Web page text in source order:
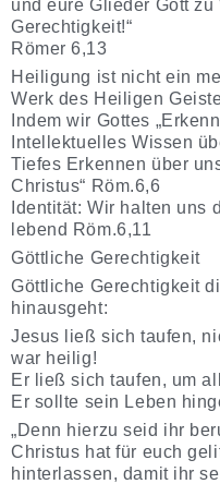
und eure Glieder Gott zu
Gerechtigkeit!“
Römer 6,13
Heiligung ist nicht ein
Werk des Heiligen
Indem wir Gottes
Intellektuelles Wissen
Tiefes Erkennen über
Christus“ Röm.6,6
Identität: Wir halten uns
lebend Röm.6,11
Göttliche Gerechtigkeit
Göttliche Gerechtigkeit
hinausgeht:
Jesus ließ sich taufen,
war heilig!
Er ließ sich taufen, um
Er sollte sein Leben
„Denn hierzu seid ihr
Christus hat für euch
hinterlassen, damit ihr